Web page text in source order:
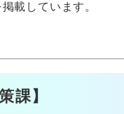
載しています。
課】